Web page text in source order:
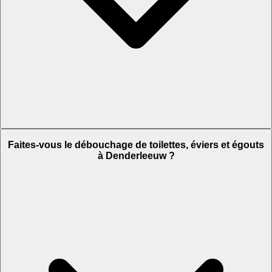
Faites-vous le débouchage de toilettes, éviers et égouts
à Denderleeuw ?